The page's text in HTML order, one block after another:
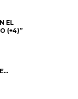
EL
(+4)”
DE
UN